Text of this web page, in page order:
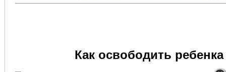
Как освободить